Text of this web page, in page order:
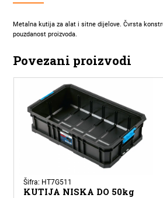
METALNA
50kg
18"
Metalna kutija za alat i sitne dijelove. Čvrsta
pouzdanost proizvoda.
Povezani proizvodi
Šifra: HT7G511
KUTIJA NISKA DO 50kg